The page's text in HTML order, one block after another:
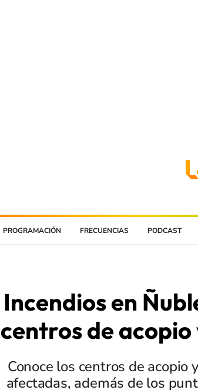
PROGRAMACIÓN FRECUENCIAS PODCAST
Incendios en
centros de
Conoce los centros de
afectadas, además de los